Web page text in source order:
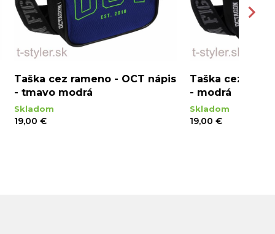
Taška cez rameno - OCT nápis
- tmavo modrá
Skladom
19,00 €
Taška cez
- modrá
Skladom
19,00 €